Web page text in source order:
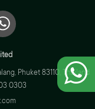
Phuket 83110, Thailand
0303